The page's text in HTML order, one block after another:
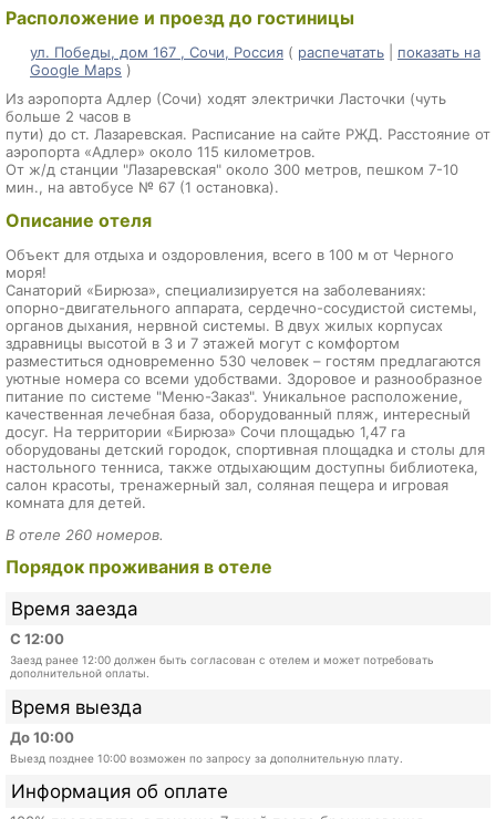
Расположение и проезд до гостиницы
ул. Победы, дом 167 , Сочи, Россия ( распечатать
показать на
Google Maps )
Из аэропорта Адлер (Сочи) ходят электрички Ласточки (чуть
больше 2 часов в
пути) до ст. Лазаревская. Расписание на сайте РЖД. Расстояние от
аэропорта «Адлер» около 115 километров.
От ж/д станции "Лазаревская" около 300 метров, пешком 7-10
мин., на автобусе № 67 (1 остановка).
Описание отеля
Объект для отдыха и оздоровления, всего в 100 м от Черного
моря!
Санаторий «Бирюза», специализируется на заболеваниях:
опорно-двигательного аппарата, сердечно-сосудистой системы,
органов дыхания, нервной системы. В двух жилых корпусах
здравницы высотой в 3 и 7 этажей могут с комфортом
разместиться одновременно 530 человек – гостям предлагаются
уютные номера со всеми удобствами. Здоровое и разнообразное
питание по системе "Меню-Заказ". Уникальное расположение,
качественная лечебная база, оборудованный пляж, интересный
досуг. На территории «Бирюза» Сочи площадью 1,47 га
оборудованы детский городок, спортивная площадка и столы для
настольного тенниса, также отдыхающим доступны библиотека,
салон красоты, тренажерный зал, соляная пещера и игровая
комната для детей.
В отеле 260 номеров.
Порядок проживания в отеле
Время заезда
С 12:00
Заезд ранее 12:00 должен быть согласован с отелем и может потребовать
дополнительной оплаты.
Время выезда
До 10:00
Выезд позднее 10:00 возможен по запросу за дополнительную плату.
Информация об оплате